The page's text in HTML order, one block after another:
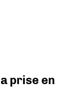
prise en